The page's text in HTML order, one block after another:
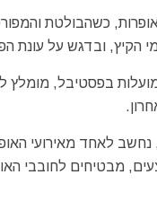
יליד שנת 1792 הלחין 39
הקיץ, ובדגש על עונת
בפסטיבל, מומלץ
לאחד מאירועי
מבטיחים לחובבי